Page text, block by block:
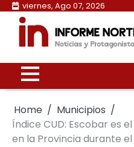
Skip
content
viernes, Ago 07, 2026
Home
Municipios
Índice CUD: Escobar es
en la Provincia durante